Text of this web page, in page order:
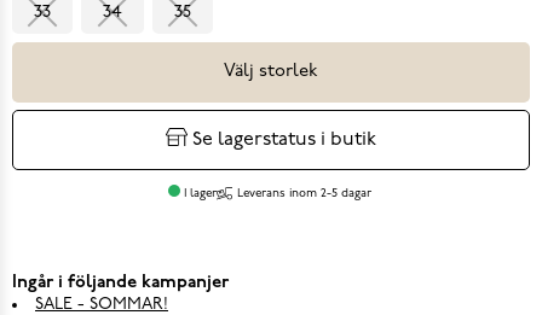
33 34 35
Välj storlek
Se lagerstatus i butik
I lager Leverans inom 2-5 dagar
Ingår i följande kampanjer
SALE - SOMMAR!